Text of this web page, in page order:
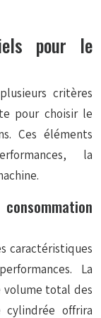
pour le
critères
pour choisir le
Ces éléments
la
caractéristiques
La
total des
offrira